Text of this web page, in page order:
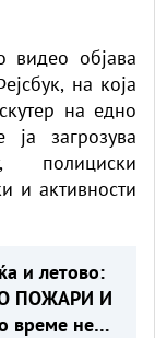
објава
на која
на едно
загрозува
полициски
и активности
и летово:
ПОЖАРИ И
време не